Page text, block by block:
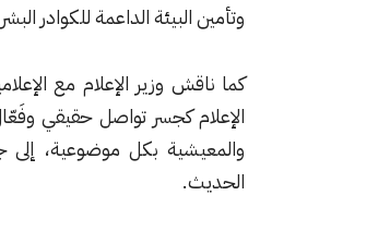
وتأمين البيئة الداعمة للكوادر
​كما ناقش وزير الإعلام مع
الإعلام كجسر تواصل حقيقي
والمعيشية بكل موضوعية، إلى
الحديث.